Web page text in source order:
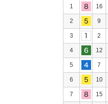
1 16
2 9
3 2
4 12
5 7
6 10
7 15